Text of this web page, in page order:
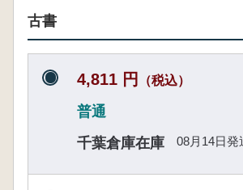
古書
4,811 円 （税込）
普通
千葉倉庫在庫
08月14日発